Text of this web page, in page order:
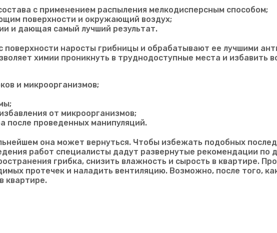
с применением распыления мелкодисперсным способом;
поверхности и окружающий воздух;
и дающая самый лучший результат.
наросты грибницы и обрабатывают ее лучшими
химии проникнуть в труднодоступные места и избавить
и микроорганизмов;
от микроорганизмов;
после проведенных манипуляций.
она может вернуться. Чтобы избежать подобных
работ специалисты дадут развернутые рекомендации по
грибка, снизить влажность и сырость в квартире.
протечек и наладить вентиляцию. Возможно, после того,
квартире.